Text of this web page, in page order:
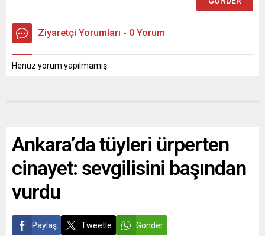
Ziyaretçi Yorumları - 0 Yorum
Henüz yorum yapılmamış.
Ankara’da tüyleri ürperten
cinayet: sevgilisini başından
vurdu
Paylaş Tweetle Gönder